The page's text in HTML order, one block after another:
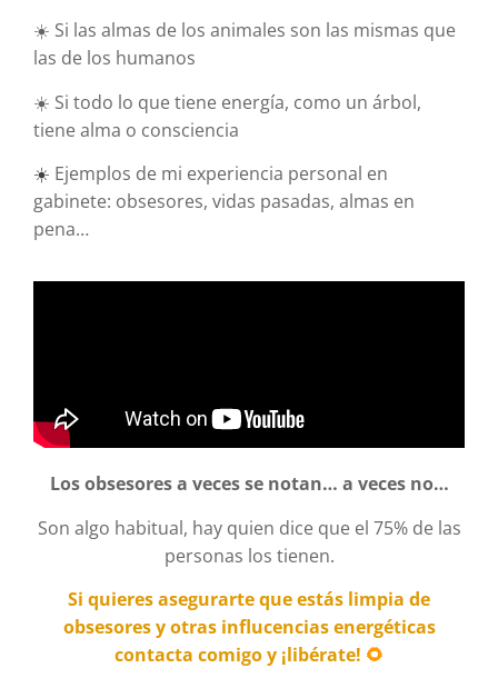
☀️ Si las almas de los animales son las mismas que
las de los humanos
☀️ Si todo lo que tiene energía, como un árbol,
tiene alma o consciencia
☀️ Ejemplos de mi experiencia personal en
gabinete: obsesores, vidas pasadas, almas en
pena…
Los obsesores a veces se notan… a veces no…
Son algo habitual, hay quien dice que el 75% de las
personas los tienen.
Si quieres asegurarte que estás limpia de
obsesores y otras influcencias energéticas
contacta comigo y ¡libérate! 🌻